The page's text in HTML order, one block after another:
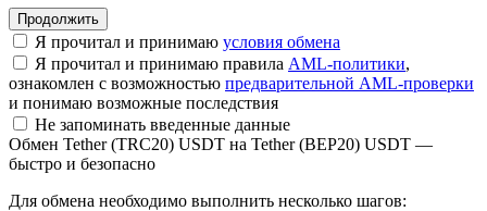
Я прочитал и принимаю условия обмена
Я прочитал и принимаю правила AML-политики,
ознакомлен с возможностью предварительной AML-проверки
и понимаю возможные последствия
Не запоминать введенные данные
Обмен Tether (TRC20) USDT на Tether (BEP20) USDT —
быстро и безопасно
Для обмена необходимо выполнить несколько шагов: